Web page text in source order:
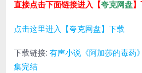
直接点击下面链接进入【夸克网盘
点击这里进入【夸克网盘】下载
下载链接: 有声小说《阿加莎的毒药
集完结